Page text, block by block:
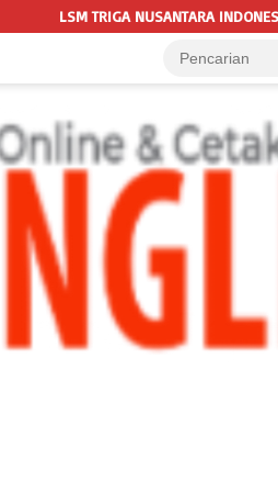
LAYANGKAN SOMASI KEDUA